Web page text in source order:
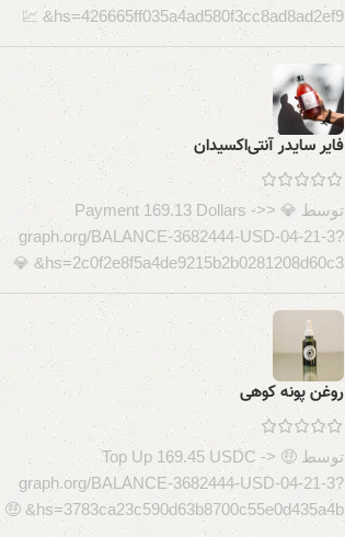
hs=426665ff035a4ad580f3cc8ad8ad2ef9& 💹
فایر سایدر آنتی‌اکسیدان
توسط 💎 Payment 169.13 Dollars ->>
graph.org/BALANCE-3682444-USD-04-21-3?
hs=2c0f2e8f5a4de9215b2b0281208d60c3& 💎
روغن پونه کوهی
توسط 🤑 Top Up 169.45 USDC ->
graph.org/BALANCE-3682444-USD-04-21-3?
hs=3783ca23c590d63b8700c55e0d435a4b& 🤑